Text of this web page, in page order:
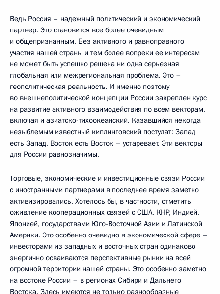
Ведь Россия – надежный политический и экономический
партнер. Это становится все более очевидным
и общепризнанным. Без активного и равноправного
участия нашей страны и тем более вопреки ее интересам
не может быть успешно решена ни одна серьезная
глобальная или межрегиональная проблема. Это –
геополитическая реальность. И именно поэтому
во внешнеполитической концепции России закреплен курс
на развитие активного взаимодействия по всем векторам,
включая и азиатско-тихоокеанский. Казавшийся некогда
незыблемым известный киплинговский постулат: Запад
есть Запад, Восток есть Восток – устаревает. Эти векторы
для России равнозначимы.
Торговые, экономические и инвестиционные связи России
с иностранными партнерами в последнее время заметно
активизировались. Хотелось бы, в частности, отметить
оживление кооперационных связей с США, КНР, Индией,
Японией, государствами Юго-Восточной Азии и Латинской
Америки. Это особенно очевидно в экономической сфере –
инвесторами из западных и восточных стран одинаково
энергично осваиваются перспективные рынки на всей
огромной территории нашей страны. Это особенно заметно
на востоке России – в регионах Сибири и Дальнего
Востока. Здесь имеются не только разнообразные